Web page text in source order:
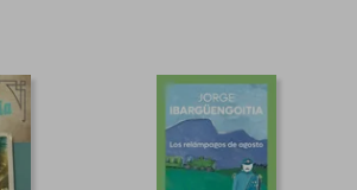
S/ 90,64
55%
dcto.